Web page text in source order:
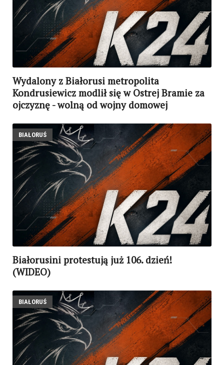
Wydalony z Białorusi metropolita
Kondrusiewicz modlił się w Ostrej Bramie za
ojczyznę - wolną od wojny domowej
BIAŁORUŚ
Białorusini protestują już 106. dzień!
(WIDEO)
BIAŁORUŚ